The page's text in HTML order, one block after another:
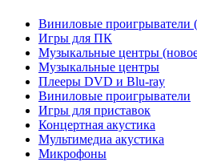
Виниловые проигрыватели
Игры для ПК
Музыкальные центры
Музыкальные центры
Плееры DVD и Blu-ray
Виниловые проигрыватели
Игры для приставок
Концертная акустика
Мультимедиа акустика
Микрофоны